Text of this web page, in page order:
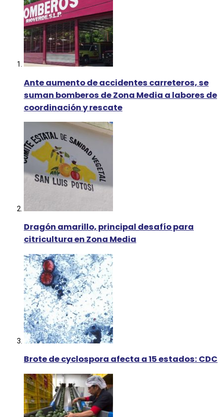
Ante aumento de accidentes carreteros, se
suman bomberos de Zona Media a labores de
coordinación y rescate
Dragón amarillo, principal desafío para
citricultura en Zona Media
Brote de cyclospora afecta a 15 estados: CDC